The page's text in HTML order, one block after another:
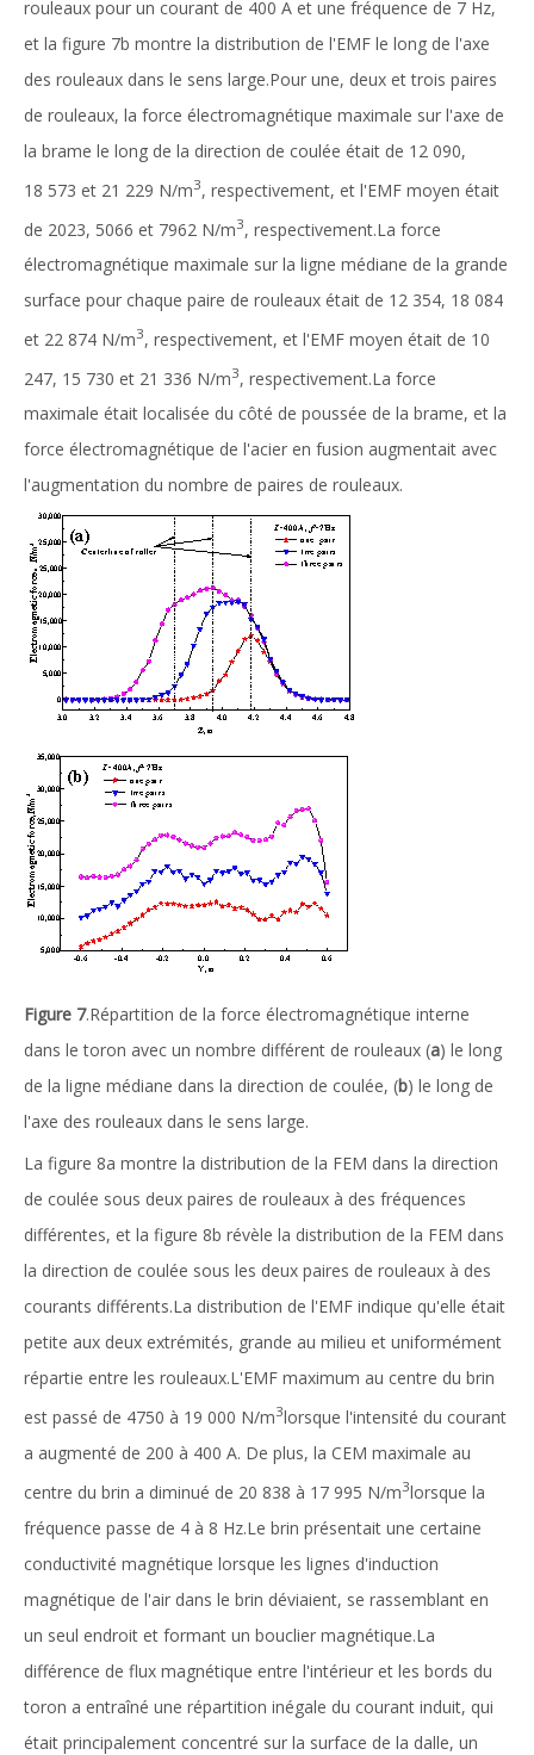
rouleaux pour un courant de 400 A et une fréquence de 7 Hz,
et la figure 7b montre la distribution de l'EMF le long de l'axe
des rouleaux dans le sens large.Pour une, deux et trois paires
de rouleaux, la force électromagnétique maximale sur l'axe de
la brame le long de la direction de coulée était de 12 090,
18 573 et 21 229 N/m3, respectivement, et l'EMF moyen était
de 2023, 5066 et 7962 N/m3, respectivement.La force
électromagnétique maximale sur la ligne médiane de la grande
surface pour chaque paire de rouleaux était de 12 354, 18 084
et 22 874 N/m3, respectivement, et l'EMF moyen était de 10
247, 15 730 et 21 336 N/m3, respectivement.La force
maximale était localisée du côté de poussée de la brame, et la
force électromagnétique de l'acier en fusion augmentait avec
l'augmentation du nombre de paires de rouleaux.
Figure 7.Répartition de la force électromagnétique interne
dans le toron avec un nombre différent de rouleaux (a) le long
de la ligne médiane dans la direction de coulée, (b) le long de
l'axe des rouleaux dans le sens large.
La figure 8a montre la distribution de la FEM dans la direction
de coulée sous deux paires de rouleaux à des fréquences
différentes, et la figure 8b révèle la distribution de la FEM dans
la direction de coulée sous les deux paires de rouleaux à des
courants différents.La distribution de l'EMF indique qu'elle était
petite aux deux extrémités, grande au milieu et uniformément
répartie entre les rouleaux.L'EMF maximum au centre du brin
est passé de 4750 à 19 000 N/m3lorsque l'intensité du courant
a augmenté de 200 à 400 A. De plus, la CEM maximale au
centre du brin a diminué de 20 838 à 17 995 N/m3lorsque la
fréquence passe de 4 à 8 Hz.Le brin présentait une certaine
conductivité magnétique lorsque les lignes d'induction
magnétique de l'air dans le brin déviaient, se rassemblant en
un seul endroit et formant un bouclier magnétique.La
différence de flux magnétique entre l'intérieur et les bords du
toron a entraîné une répartition inégale du courant induit, qui
était principalement concentré sur la surface de la dalle, un